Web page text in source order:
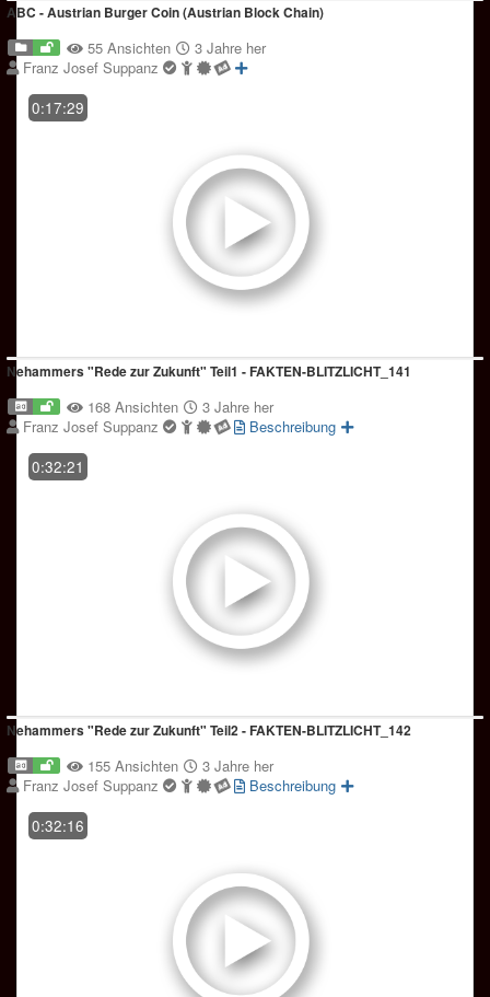
ABC - Austrian Burger Coin (Austrian Block Chain)
55 Ansichten
3 Jahre her
Franz Josef Suppanz
0:17:29
Nehammers "Rede zur Zukunft" Teil1 - FAKTEN-BLITZLICHT_141
168 Ansichten
3 Jahre her
Franz Josef Suppanz
Beschreibung
0:32:21
Nehammers "Rede zur Zukunft" Teil2 - FAKTEN-BLITZLICHT_142
155 Ansichten
3 Jahre her
Franz Josef Suppanz
Beschreibung
0:32:16